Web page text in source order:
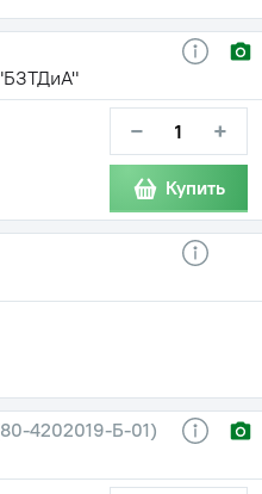
− +
Купить
4202019-Б-01)